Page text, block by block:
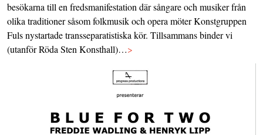
besökarna till en fredsmanifestation där sångare och musiker från
olika traditioner såsom folkmusik och opera möter Konstgruppen
Fuls nystartade transseparatistiska kör. Tillsammans binder vi
(utanför Röda Sten Konsthall)…>